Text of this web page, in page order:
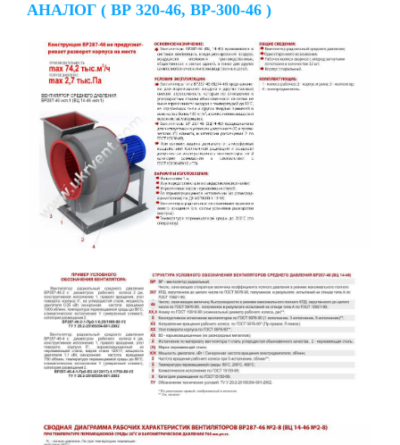
АНАЛОГ ( ВР 320-46, ВР-300-46 )